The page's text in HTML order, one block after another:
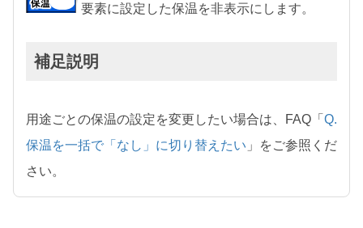
要素に設定した保温を非表示にします。
補足説明
用途ごとの保温の設定を変更したい場合は、FAQ「 Q.
保温を一括で「なし」に切り替えたい 」をご参照くだ
さい。